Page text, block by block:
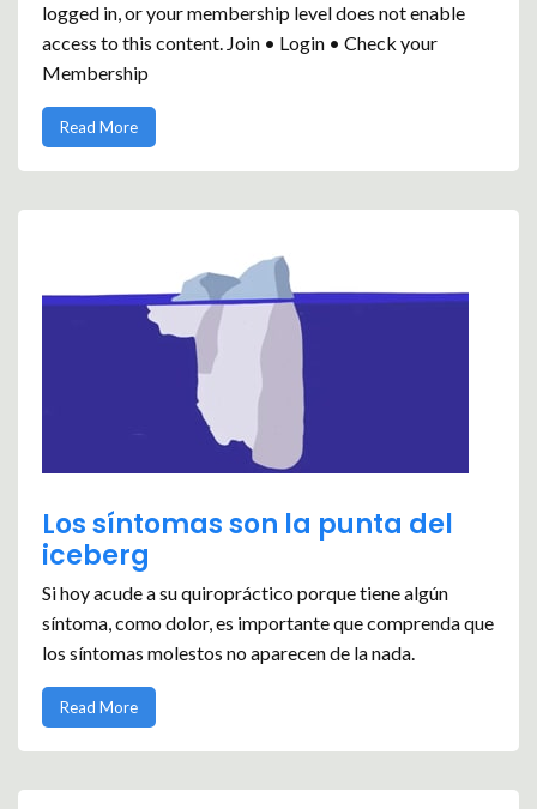
logged in, or your membership level does not enable
access to this content. Join • Login • Check your
Membership
Read More
Los síntomas son la punta del
iceberg
Si hoy acude a su quiropráctico porque tiene algún
síntoma, como dolor, es importante que comprenda que
los síntomas molestos no aparecen de la nada.
Read More